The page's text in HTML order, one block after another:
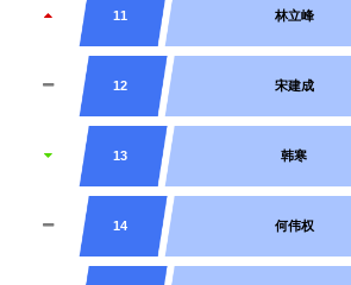
11 林立峰
12 宋建成
13 韩寒
14 何伟权